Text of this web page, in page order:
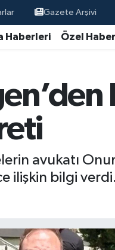
Gazete Arşivi
Haberleri Özel Haber
avukatı
ilişkin bilgi